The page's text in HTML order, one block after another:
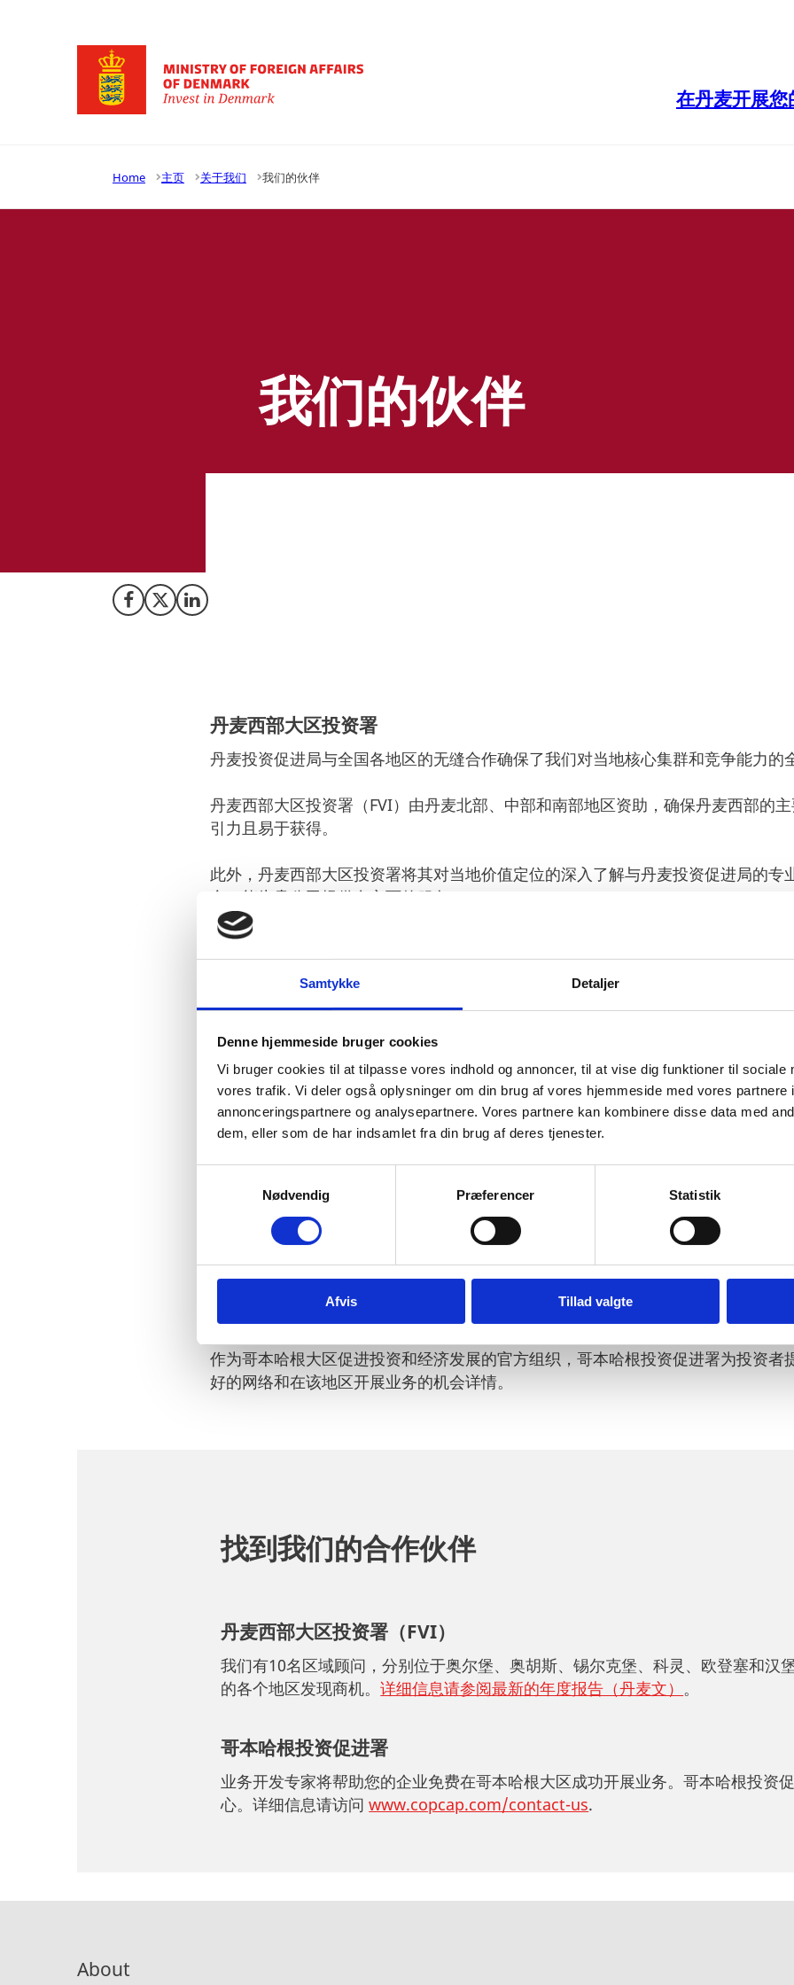
Samtykke Detaljer
Denne hjemmeside bruger cookies
Vi bruger cookies til at tilpasse vores indhold og annoncer, til at vise dig funktioner til sociale
vores trafik. Vi deler også oplysninger om din brug af vores hjemmeside med vores partnere
annonceringspartnere og analysepartnere. Vores partnere kan kombinere disse data med
dem, eller som de har indsamlet fra din brug af deres tjenester.
v
Nødvendig Præferencer Statistik
Afvis Tillad valgte
Go to frontpage 在丹麦开展您
Home 主页 关于我们 我们的伙伴
我们的伙伴
Share on Facebook
Share on X (Twitter)
Share on LinkedIn
丹麦西部大区投资署
丹麦投资促进局与全国各地区的无缝合作确保了我们对当地核心集群和竞争能力的
丹麦西部大区投资署（FVI）由丹麦北部、中部和南部地区资助，确保丹麦西部的
引力且易于获得。
此外，丹麦西部大区投资署将其对当地价值定位的深入了解与丹麦投资促进局的专
合，能为贵公司提供多方面的服务。
丹麦西部地区的商业优势与丹麦投资促进局推荐的丹麦核心产业相符。其中包括
软件开发、机器人、声学和无线技术领域颇具竞争力。
在清洁技术行业中，大部分风电公司位于丹麦西部，这里也是风力涡轮机生产的主
已经是人们认可的数据中心的理想地点，这里的主要投资项目包括：苹果公司正在
在智慧医疗行业中，丹麦西部地区为您的公司提供机器人和福利技术领域内强大的
良好的环境来测试您的想法。除此之外，这里的食品行业的代表性很强，很容易接
哥本哈根投资促进署
想在哥本哈根大区发掘商机？
们的专业知识结合相结合，帮助您的企业识别和商业化哥本哈根大区的商机——我
作为哥本哈根大区促进投资和经济发展的官方组织，哥本哈根投资促进署为投资者
好的网络和在该地区开展业务的机会详情。
找到我们的合作伙伴
丹麦西部大区投资署（FVI）
我们有10名区域顾问，分别位于奥尔堡、奥胡斯、锡尔克堡、科灵、欧登塞和汉
的各个地区发现商机。详细信息请参阅最新的年度报告（丹麦文） 。
哥本哈根投资促进署
业务开发专家将帮助您的企业免费在哥本哈根大区成功开展业务。哥本哈根投资
心。详细信息请访问www.copcap.com/contact-us.
About